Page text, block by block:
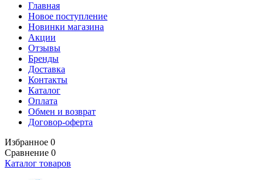
Главная
Новое поступление
Новинки магазина
Акции
Отзывы
Бренды
Доставка
Контакты
Каталог
Оплата
Обмен и возврат
Договор-оферта
Избранное 0
Сравнение 0
Каталог товаров